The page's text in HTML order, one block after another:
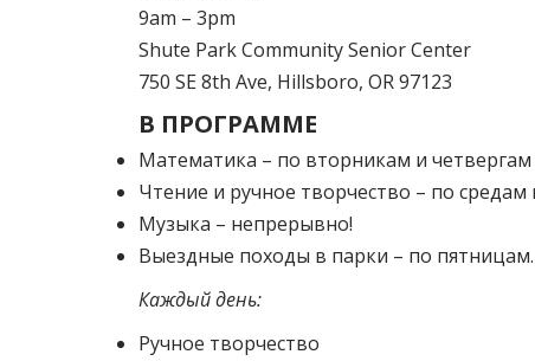
9am – 3pm
Shute Park Community Senior Center
750 SE 8th Ave, Hillsboro, OR 97123
В ПРОГРАММЕ
Математика – по вторникам и четвергам
Чтение и ручное творчество – по средам
Музыка – непрерывно!
Выездные походы в парки – по пятницам.
Каждый день:
Ручное творчество